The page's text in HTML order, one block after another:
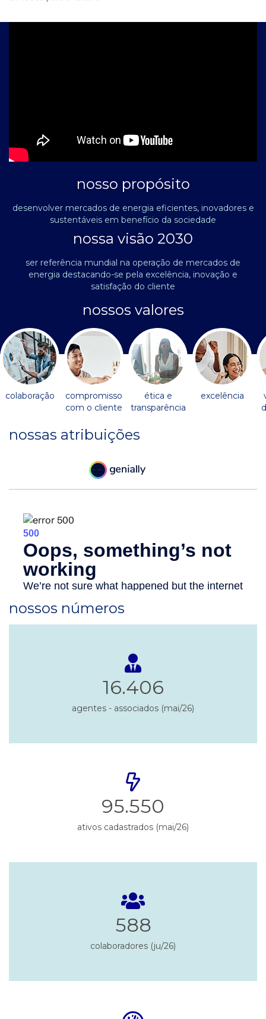
nosso propósito
desenvolver mercados de energia eficientes, inovadores e
sustentáveis em benefício da sociedade
nossa visão 2030
ser referência mundial na operação de mercados de
energia destacando-se pela excelência, inovação e
satisfação do cliente
nossos valores
colaboração
compromisso
com o cliente
ética e
transparência
excelência
nossas atribuições
nossos números
16.406
agentes - associados (mai/26)
95.550
ativos cadastrados (mai/26)
588
colaboradores (ju/26)